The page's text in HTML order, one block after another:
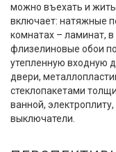
можно въехать и
включает: натяжные
комнатах – ламинат,
флизелиновые обои
утепленную входную
двери,
стеклопакетами
ванной,
выключатели.